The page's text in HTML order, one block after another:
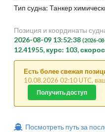
Тип судна: Танкер
Позиция и координаты
2026-08-09 13:52:38 (2026-
12.41955, курс: 103,
Есть более свежая
10.08.2026 02:10 UTC,
Получить доступ
Посмотреть путь за